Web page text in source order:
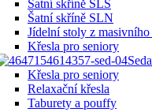
Šatní skříně SLS
Šatní skříně SLN
Jídelní stoly z masivního
Křesla pro seniory
Křesla pro seniory
Relaxační křesla
Taburety a pouffy